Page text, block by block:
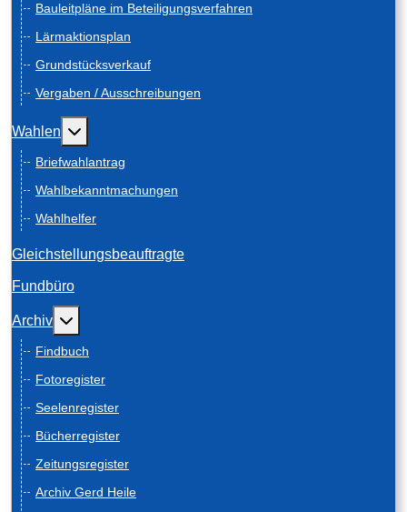
Bauleitpläne im Beteiligungsverfahren
Lärmaktionsplan
Grundstücksverkauf
Vergaben / Ausschreibungen
Wahlen Weitere Informationen: Wahlen
Briefwahlantrag
Wahlbekanntmachungen
Wahlhelfer
Gleichstellungsbeauftragte
Fundbüro
Archiv Weitere Informationen: Archiv
Findbuch
Fotoregister
Seelenregister
Bücherregister
Zeitungsregister
Archiv Gerd Heile